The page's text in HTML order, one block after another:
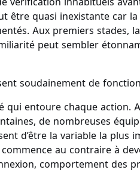
être quasi inexistante car
Aux premiers stades,
peut sembler
soudainement de
qui entoure chaque action.
de nombreuses
d’être la variable la
au contraire à
comportement des